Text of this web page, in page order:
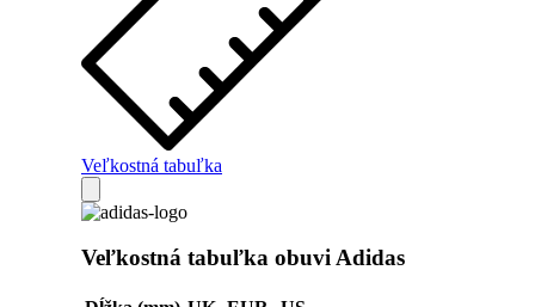
Veľkostná tabuľka
Veľkostná tabuľka obuvi Adidas